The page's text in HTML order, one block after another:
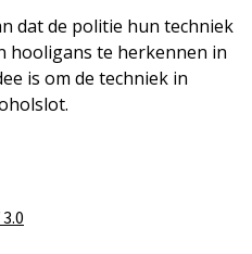
dat de politie hun techniek
hooligans te herkennen in
is om de techniek in
3.0